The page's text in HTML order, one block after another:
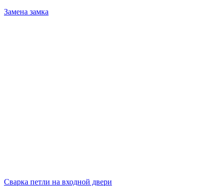
Замена замка
Сварка петли на входной двери